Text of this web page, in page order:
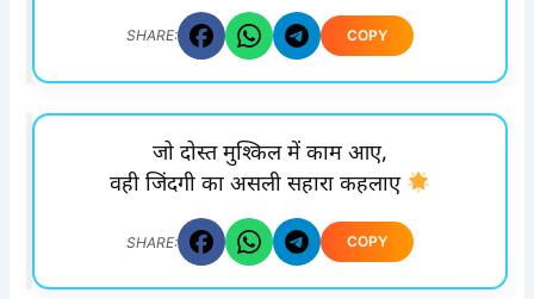
SHARE: COPY
जो दोस्त मुश्किल में काम आए,
वही जिंदगी का असली सहारा कहलाए
SHARE: COPY